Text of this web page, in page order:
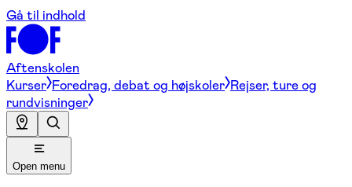
Gå til indhold
Aftenskolen
Kurser Foredrag, debat og højskoler Rejser, ture og
rundvisninger
Open menu